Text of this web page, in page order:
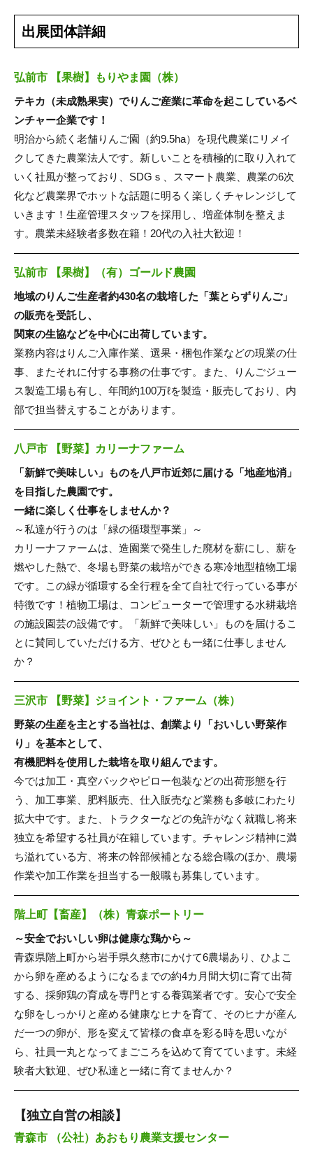
出展団体詳細
弘前市 【果樹】もりやま園（株）
テキカ（未成熟果実）でりんご産業に革命を起こしているベ
ンチャー企業です！
明治から続く老舗りんご園（約9.5ha）を現代農業にリメイ
クしてきた農業法人です。新しいことを積極的に取り入れて
いく社風が整っており、SDGｓ、スマート農業、農業の6次
化など農業界でホットな話題に明るく楽しくチャレンジして
いきます！生産管理スタッフを採用し、増産体制を整えま
す。農業未経験者多数在籍！20代の入社大歓迎！
弘前市 【果樹】（有）ゴールド農園
地域のりんご生産者約430名の栽培した「葉とらずりんご」
の販売を受託し、
関東の生協などを中心に出荷しています。
業務内容はりんご入庫作業、選果・梱包作業などの現業の仕
事、またそれに付する事務の仕事です。また、りんごジュー
ス製造工場も有し、年間約100万ℓを製造・販売しており、内
部で担当替えすることがあります。
八戸市 【野菜】カリーナファーム
「新鮮で美味しい」ものを八戸市近郊に届ける「地産地消」
を目指した農園です。
一緒に楽しく仕事をしませんか？
～私達が行うのは「緑の循環型事業」～
カリーナファームは、造園業で発生した廃材を薪にし、薪を
燃やした熱で、冬場も野菜の栽培ができる寒冷地型植物工場
です。この緑が循環する全行程を全て自社で行っている事が
特徴です！植物工場は、コンピューターで管理する水耕栽培
の施設園芸の設備です。「新鮮で美味しい」ものを届けるこ
とに賛同していただける方、ぜひとも一緒に仕事しません
か？
三沢市 【野菜】ジョイント・ファーム（株）
野菜の生産を主とする当社は、創業より「おいしい野菜作
り」を基本として、
有機肥料を使用した栽培を取り組んでます。
今では加工・真空パックやピロー包装などの出荷形態を行
う、加工事業、肥料販売、仕入販売など業務も多岐にわたり
拡大中です。また、トラクターなどの免許がなく就職し将来
独立を希望する社員が在籍しています。チャレンジ精神に満
ち溢れている方、将来の幹部候補となる総合職のほか、農場
作業や加工作業を担当する一般職も募集しています。
階上町【畜産】（株）青森ポートリー
～安全でおいしい卵は健康な鶏から～
青森県階上町から岩手県久慈市にかけて6農場あり、ひよこ
から卵を産めるようになるまでの約4カ月間大切に育て出荷
する、採卵鶏の育成を専門とする養鶏業者です。安心で安全
な卵をしっかりと産める健康なヒナを育て、そのヒナが産ん
だ一つの卵が、形を変えて皆様の食卓を彩る時を思いなが
ら、社員一丸となってまごころを込めて育てています。未経
験者大歓迎、ぜひ私達と一緒に育てませんか？
【独立自営の相談】
青森市 （公社）あおもり農業支援センター